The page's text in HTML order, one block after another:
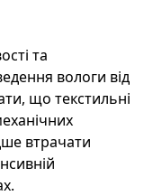
та
вологи від
що текстильні
втрачати